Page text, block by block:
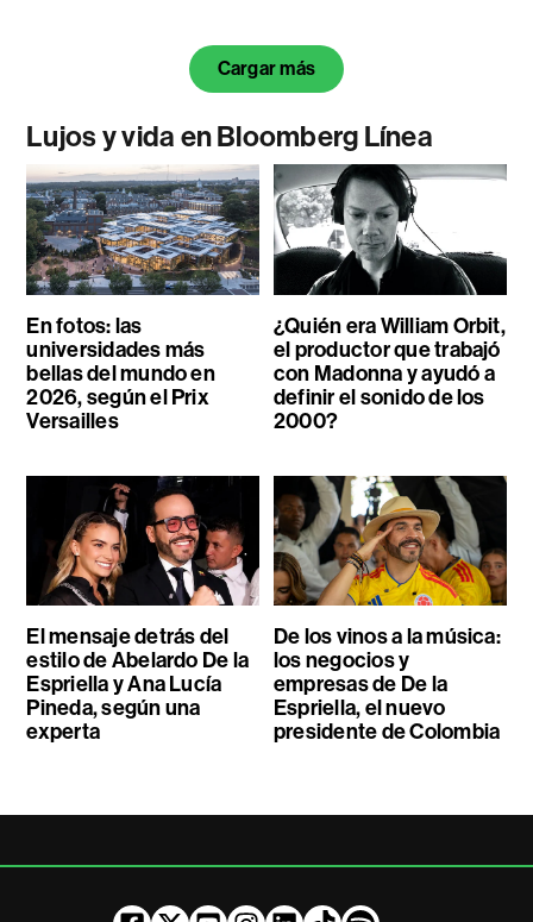
Cargar más
Lujos y vida en Bloomberg Línea
En fotos: las
universidades más
bellas del mundo en
2026, según el Prix
Versailles
¿Quién era William Orbit,
el productor que trabajó
con Madonna y ayudó a
definir el sonido de los
2000?
El mensaje detrás del
estilo de Abelardo De la
Espriella y Ana Lucía
Pineda, según una
experta
De los vinos a la música:
los negocios y
empresas de De la
Espriella, el nuevo
presidente de Colombia